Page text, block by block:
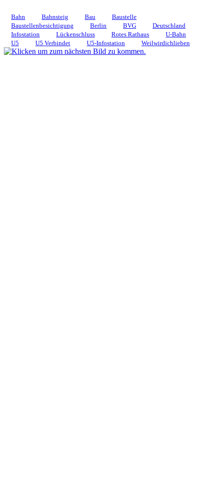
Bahn Bahnsteig Bau
Baustelle
Baustellenbesichtigung
Berlin BVG
Deutschland
Infostation
Lückenschluss Rotes Rathaus
U-Bahn
U5
U5 Verbindet U5-Infostation Weilwirdichlieben